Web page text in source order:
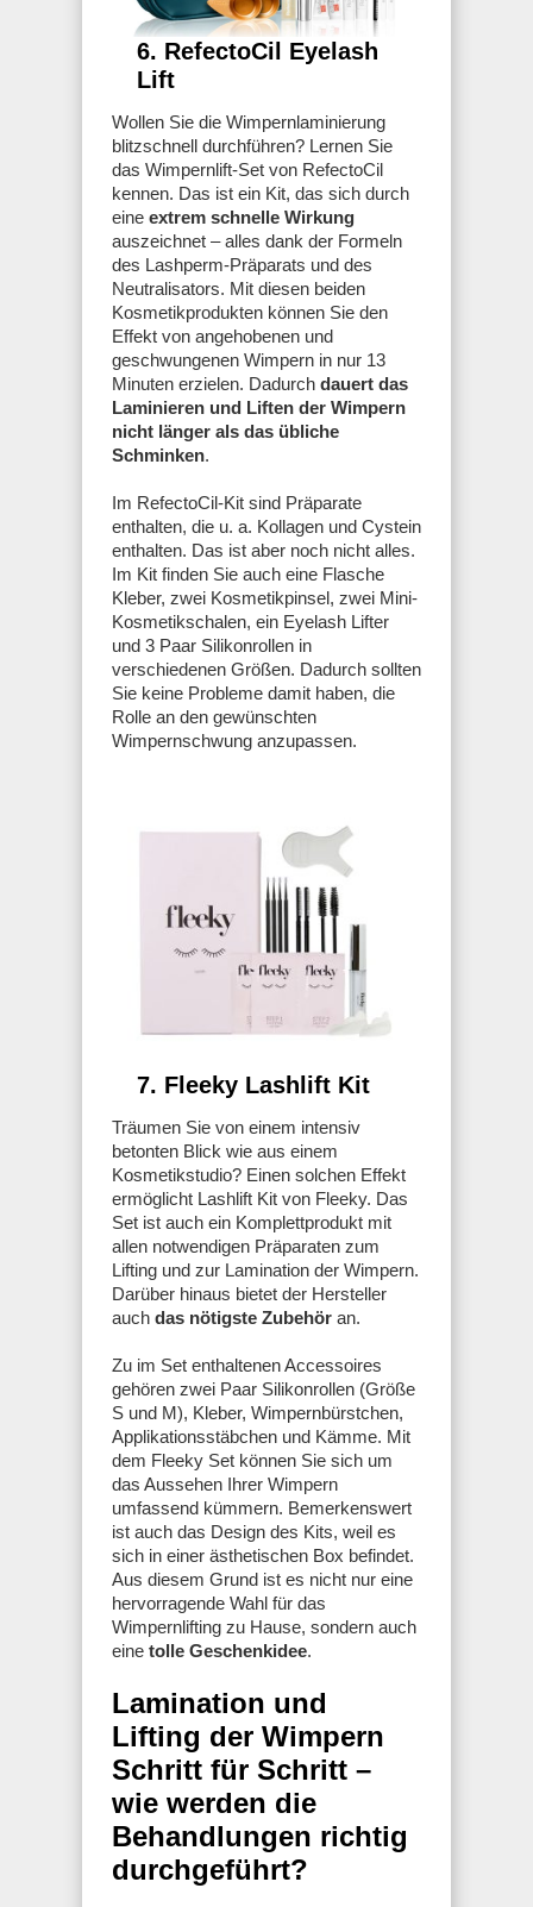
6. RefectoCil Eyelash
Lift
Wollen Sie die Wimpernlaminierung
blitzschnell durchführen? Lernen Sie
das Wimpernlift-Set von RefectoCil
kennen. Das ist ein Kit, das sich durch
eine extrem schnelle Wirkung
auszeichnet – alles dank der Formeln
des Lashperm-Präparats und des
Neutralisators. Mit diesen beiden
Kosmetikprodukten können Sie den
Effekt von angehobenen und
geschwungenen Wimpern in nur 13
Minuten erzielen. Dadurch dauert das
Laminieren und Liften der Wimpern
nicht länger als das übliche
Schminken.
Im RefectoCil-Kit sind Präparate
enthalten, die u. a. Kollagen und Cystein
enthalten. Das ist aber noch nicht alles.
Im Kit finden Sie auch eine Flasche
Kleber, zwei Kosmetikpinsel, zwei Mini-
Kosmetikschalen, ein Eyelash Lifter
und 3 Paar Silikonrollen in
verschiedenen Größen. Dadurch sollten
Sie keine Probleme damit haben, die
Rolle an den gewünschten
Wimpernschwung anzupassen.
7. Fleeky Lashlift Kit
Träumen Sie von einem intensiv
betonten Blick wie aus einem
Kosmetikstudio? Einen solchen Effekt
ermöglicht Lashlift Kit von Fleeky. Das
Set ist auch ein Komplettprodukt mit
allen notwendigen Präparaten zum
Lifting und zur Lamination der Wimpern.
Darüber hinaus bietet der Hersteller
auch das nötigste Zubehör an.
Zu im Set enthaltenen Accessoires
gehören zwei Paar Silikonrollen (Größe
S und M), Kleber, Wimpernbürstchen,
Applikationsstäbchen und Kämme. Mit
dem Fleeky Set können Sie sich um
das Aussehen Ihrer Wimpern
umfassend kümmern. Bemerkenswert
ist auch das Design des Kits, weil es
sich in einer ästhetischen Box befindet.
Aus diesem Grund ist es nicht nur eine
hervorragende Wahl für das
Wimpernlifting zu Hause, sondern auch
eine tolle Geschenkidee.
Lamination und
Lifting der Wimpern
Schritt für Schritt –
wie werden die
Behandlungen richtig
durchgeführt?